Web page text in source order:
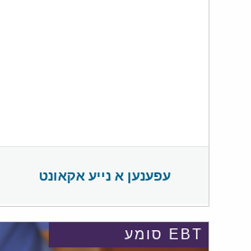
עפענען א נייע אקאונט
EBT סומע